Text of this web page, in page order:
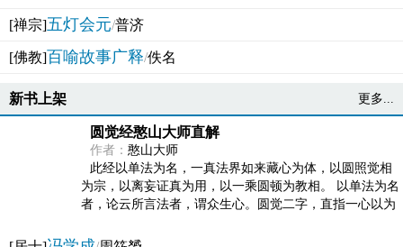
[禅宗]五灯会元/普济
[佛教]百喻故事广释/佚名
新书上架 更多...
圆觉经憨山大师直解
作者： 憨山大师
此经以单法为名，一真法界如来藏心为体，以圆照觉相
为宗，以离妄证真为用，以一乘圆顿为教相。 以单法为名
者，论云所言法者，谓众生心。圆觉二字，直指一心以为